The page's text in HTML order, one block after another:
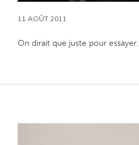
11 AOÛT 2011
On dirait que juste pour essayer.